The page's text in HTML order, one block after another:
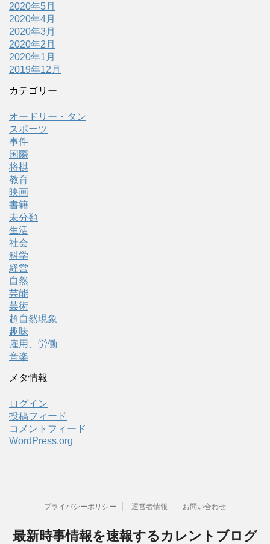
2020年5月
2020年4月
2020年3月
2020年2月
2020年1月
2019年12月
カテゴリー
オードリー・タン
スポーツ
事件
国際
将棋
教育
映画
書籍
未分類
生活
社会
科学
経営
自然
芸能
芸術
超自然現象
趣味
雇用、労働
音楽
メタ情報
ログイン
投稿フィード
コメントフィード
WordPress.org
プライバシーポリシー 運営者情報 お問い合わせ
最新時事情報を速報するカレントブログ